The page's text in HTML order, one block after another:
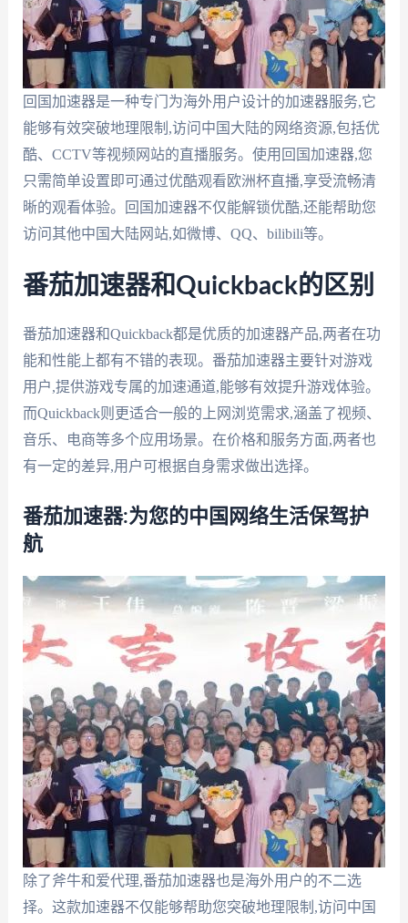
回国加速器是一种专门为海外用户设计的加速器服务,它
能够有效突破地理限制,访问中国大陆的网络资源,包括优
酷、CCTV等视频网站的直播服务。使用回国加速器,您
只需简单设置即可通过优酷观看欧洲杯直播,享受流畅清
晰的观看体验。回国加速器不仅能解锁优酷,还能帮助您
访问其他中国大陆网站,如微博、QQ、bilibili等。
番茄加速器和Quickback的区别
番茄加速器和Quickback都是优质的加速器产品,两者在功
能和性能上都有不错的表现。番茄加速器主要针对游戏
用户,提供游戏专属的加速通道,能够有效提升游戏体验。
而Quickback则更适合一般的上网浏览需求,涵盖了视频、
音乐、电商等多个应用场景。在价格和服务方面,两者也
有一定的差异,用户可根据自身需求做出选择。
番茄加速器:为您的中国网络生活保驾护
航
除了斧牛和爱代理,番茄加速器也是海外用户的不二选
择。这款加速器不仅能够帮助您突破地理限制,访问中国